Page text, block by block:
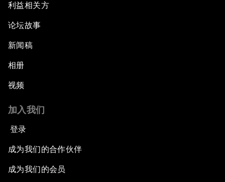
利益相关方
论坛故事
新闻稿
相册
视频
加入我们
登录
成为我们的合作伙伴
成为我们的会员